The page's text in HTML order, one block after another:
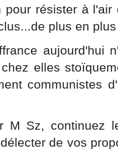
pour résister à
plus en
aujourd'hui
elles
communistes
M Sz, continuez
de vos